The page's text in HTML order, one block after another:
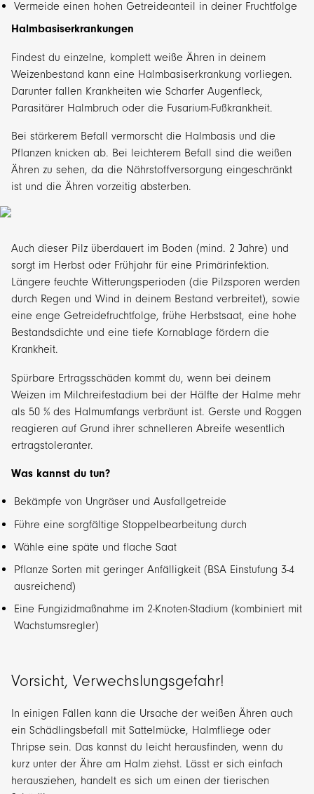
Vermeide einen hohen Getreideanteil in deiner Fruchtfolge
Halmbasiserkrankungen
Findest du einzelne, komplett weiße Ähren in deinem
Weizenbestand kann eine Halmbasiserkrankung vorliegen.
Darunter fallen Krankheiten wie Scharfer Augenfleck,
Parasitärer Halmbruch oder die Fusarium-Fußkrankheit.
Bei stärkerem Befall vermorscht die Halmbasis und die
Pflanzen knicken ab. Bei leichterem Befall sind die weißen
Ähren zu sehen, da die Nährstoffversorgung eingeschränkt
ist und die Ähren vorzeitig absterben.
Auch dieser Pilz überdauert im Boden (mind. 2 Jahre) und
sorgt im Herbst oder Frühjahr für eine Primärinfektion.
Längere feuchte Witterungsperioden (die Pilzsporen werden
durch Regen und Wind in deinem Bestand verbreitet), sowie
eine enge Getreidefruchtfolge, frühe Herbstsaat, eine hohe
Bestandsdichte und eine tiefe Kornablage fördern die
Krankheit.
Spürbare Ertragsschäden kommt du, wenn bei deinem
Weizen im Milchreifestadium bei der Hälfte der Halme mehr
als 50 % des Halmumfangs verbräunt ist. Gerste und Roggen
reagieren auf Grund ihrer schnelleren Abreife wesentlich
ertragstoleranter.
Was kannst du tun?
Bekämpfe von Ungräser und Ausfallgetreide
Führe eine sorgfältige Stoppelbearbeitung durch
Wähle eine späte und flache Saat
Pflanze Sorten mit geringer Anfälligkeit (BSA Einstufung 3-4
ausreichend)
Eine Fungizidmaßnahme im 2-Knoten-Stadium (kombiniert mit
Wachstumsregler)
Vorsicht, Verwechslungsgefahr!
In einigen Fällen kann die Ursache der weißen Ähren auch
ein Schädlingsbefall mit Sattelmücke, Halmfliege oder
Thripse sein. Das kannst du leicht herausfinden, wenn du
kurz unter der Ähre am Halm ziehst. Lässt er sich einfach
herausziehen, handelt es sich um einen der tierischen